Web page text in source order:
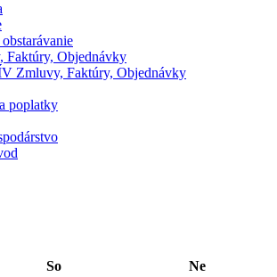
Faktúry, Objednávky
Zmluvy, Faktúry, Objednávky
poplatky
So Ne